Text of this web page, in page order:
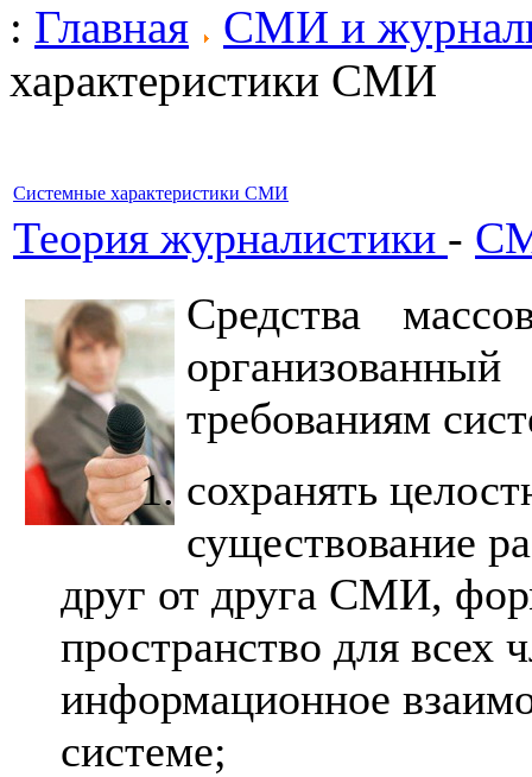
: Главная
СМИ и
характеристики СМИ
Системные характеристики СМИ
Теория журналистики -
Средства
требованиям
сохранять
существование
друг от друга СМИ,
пространство для всех
информационное
системе;